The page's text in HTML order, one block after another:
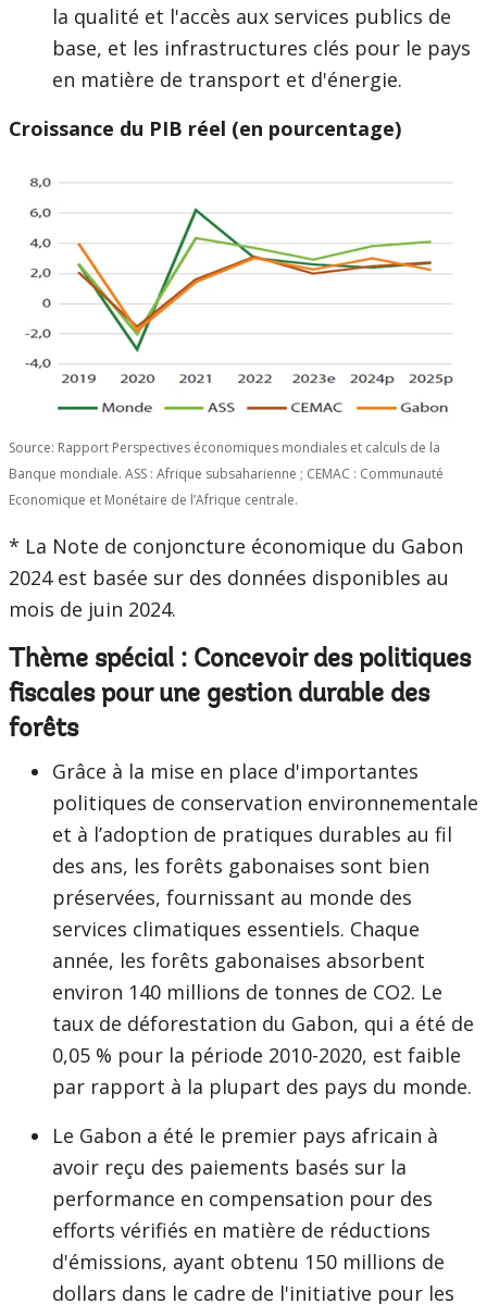
la qualité et l'accès aux services publics de
base, et les infrastructures clés pour le pays
en matière de transport et d'énergie.
Croissance du PIB réel (en pourcentage)
Source: Rapport Perspectives économiques mondiales et calculs de la
Banque mondiale. ASS : Afrique subsaharienne ; CEMAC : Communauté
Economique et Monétaire de l’Afrique centrale.
* La Note de conjoncture économique du Gabon
2024 est basée sur des données disponibles au
mois de juin 2024.
Thème spécial : Concevoir des politiques
fiscales pour une gestion durable des
forêts
Grâce à la mise en place d'importantes
politiques de conservation environnementale
et à l’adoption de pratiques durables au fil
des ans, les forêts gabonaises sont bien
préservées, fournissant au monde des
services climatiques essentiels. Chaque
année, les forêts gabonaises absorbent
environ 140 millions de tonnes de CO2. Le
taux de déforestation du Gabon, qui a été de
0,05 % pour la période 2010-2020, est faible
par rapport à la plupart des pays du monde.
Le Gabon a été le premier pays africain à
avoir reçu des paiements basés sur la
performance en compensation pour des
efforts vérifiés en matière de réductions
d'émissions, ayant obtenu 150 millions de
dollars dans le cadre de l'initiative pour les